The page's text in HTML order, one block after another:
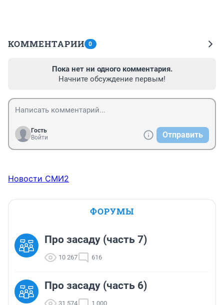
КОММЕНТАРИИ 0
Пока нет ни одного комментария.
Начните обсуждение первым!
Гость
Войти
Отправить
Новости СМИ2
ФОРУМЫ
Про засаду (часть 7)
10 267 616
Про засаду (часть 6)
31 574 1 000